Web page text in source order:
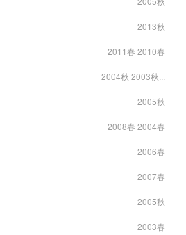
2013秋
2011春 2010春
2004秋 2003秋...
2005秋
2008春 2004春
2006春
2007春
2005秋
2003春